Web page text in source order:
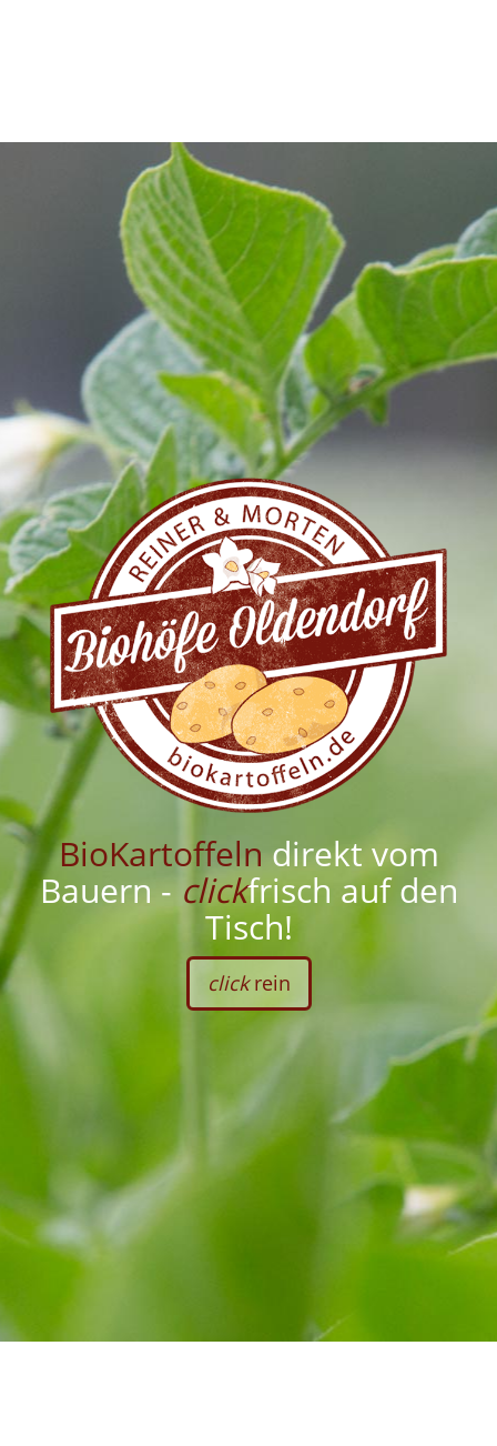
BioKartoffeln direkt vom
Bauern - clickfrisch auf den
Tisch!
clickrein